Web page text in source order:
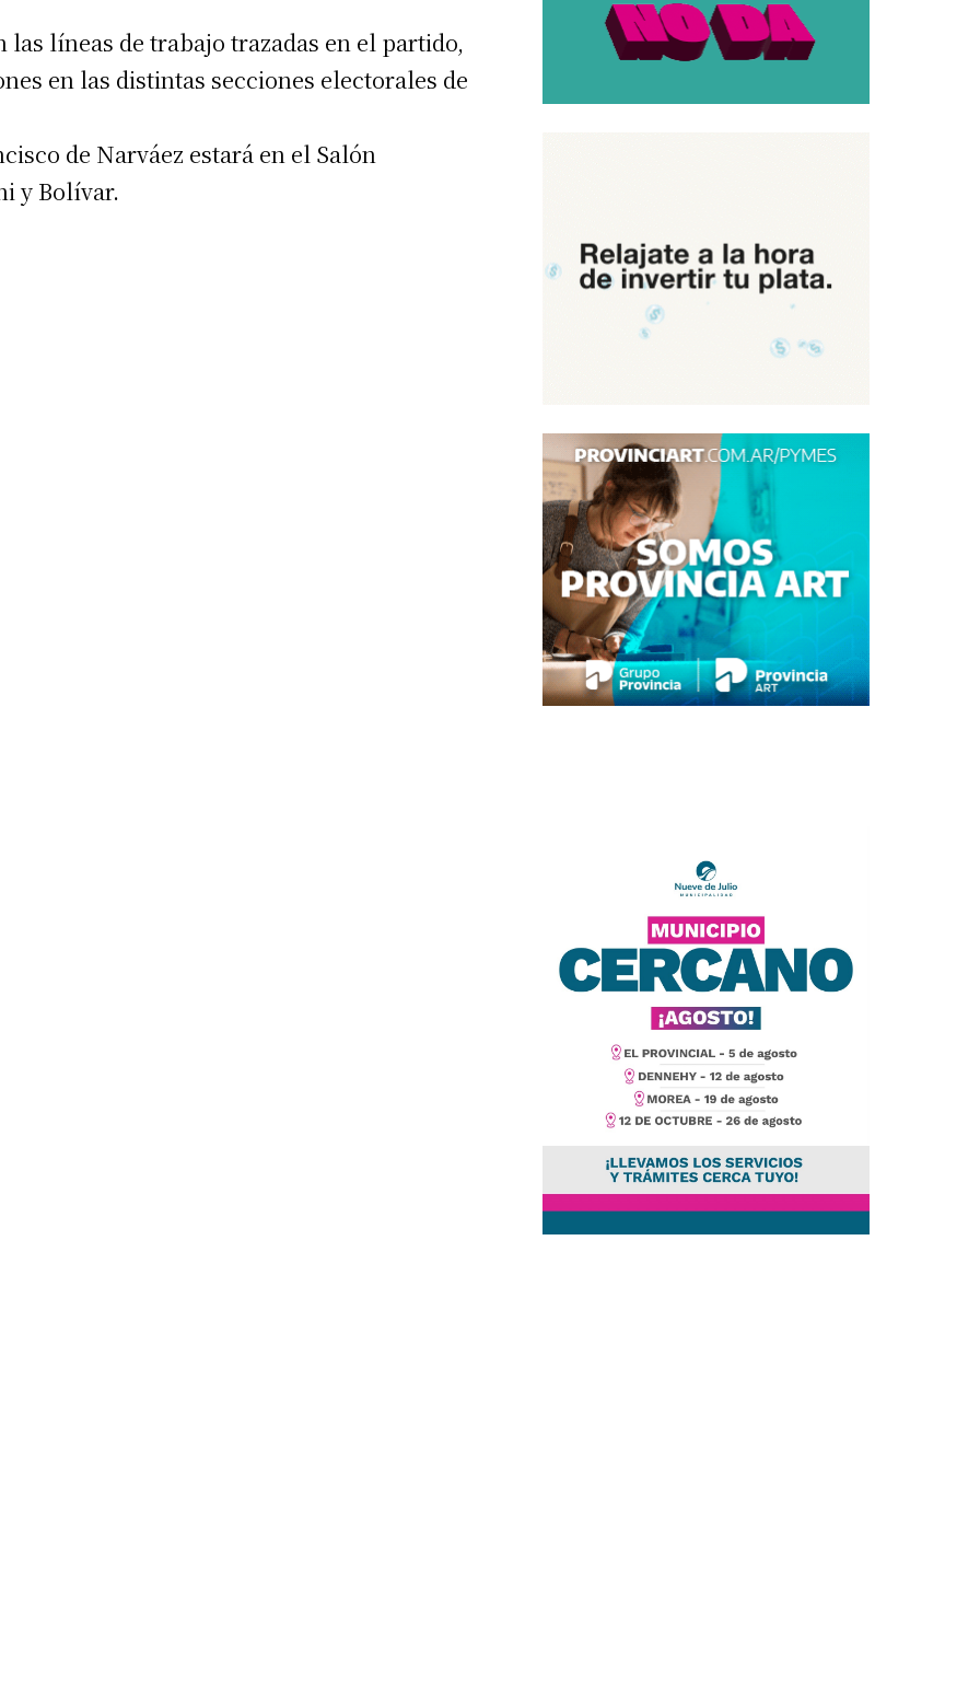
líneas de trabajo trazadas en el partido,
en las distintas secciones electorales de
de Narváez estará en el Salón
y Bolívar.